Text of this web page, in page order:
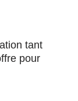
tant
pour